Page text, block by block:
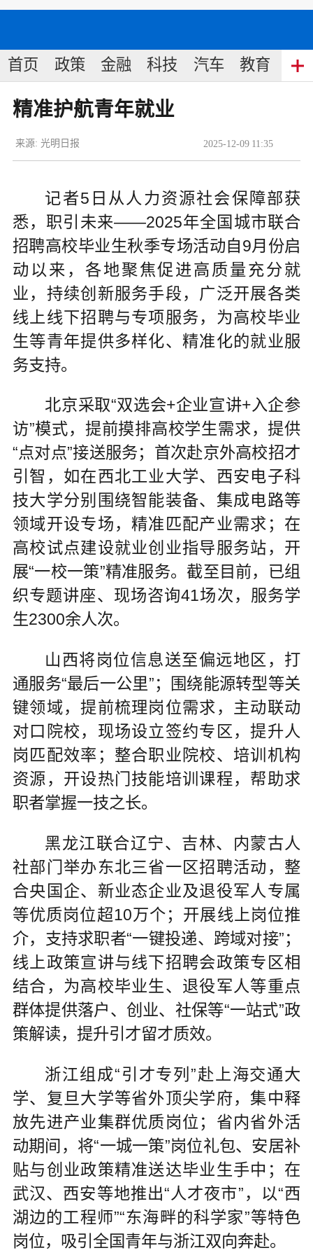
首页 政策 金融 科技 汽车 教育 食
精准护航青年就业
2025-12-09 11:35
来源: 光明日报
记者5日从人力资源社会保障部获
悉，职引未来——2025年全国城市联合
招聘高校毕业生秋季专场活动自9月份启
动以来，各地聚焦促进高质量充分就
业，持续创新服务手段，广泛开展各类
线上线下招聘与专项服务，为高校毕业
生等青年提供多样化、精准化的就业服
务支持。
北京采取“双选会+企业宣讲+入企参
访”模式，提前摸排高校学生需求，提供
“点对点”接送服务；首次赴京外高校招才
引智，如在西北工业大学、西安电子科
技大学分别围绕智能装备、集成电路等
领域开设专场，精准匹配产业需求；在
高校试点建设就业创业指导服务站，开
展“一校一策”精准服务。截至目前，已组
织专题讲座、现场咨询41场次，服务学
生2300余人次。
山西将岗位信息送至偏远地区，打
通服务“最后一公里”；围绕能源转型等关
键领域，提前梳理岗位需求，主动联动
对口院校，现场设立签约专区，提升人
岗匹配效率；整合职业院校、培训机构
资源，开设热门技能培训课程，帮助求
职者掌握一技之长。
黑龙江联合辽宁、吉林、内蒙古人
社部门举办东北三省一区招聘活动，整
合央国企、新业态企业及退役军人专属
等优质岗位超10万个；开展线上岗位推
介，支持求职者“一键投递、跨域对接”；
线上政策宣讲与线下招聘会政策专区相
结合，为高校毕业生、退役军人等重点
群体提供落户、创业、社保等“一站式”政
策解读，提升引才留才质效。
浙江组成“引才专列”赴上海交通大
学、复旦大学等省外顶尖学府，集中释
放先进产业集群优质岗位；省内省外活
动期间，将“一城一策”岗位礼包、安居补
贴与创业政策精准送达毕业生手中；在
武汉、西安等地推出“人才夜市”，以“西
湖边的工程师”“东海畔的科学家”等特色
岗位，吸引全国青年与浙江双向奔赴。